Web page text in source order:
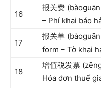
16
报关费
– Phí khai báo
17
报关单
form – Tờ khai
18
增值税发票
Hóa đơn thuế